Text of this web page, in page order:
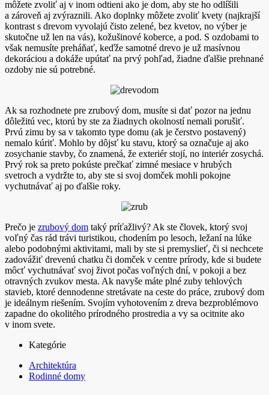
môžete zvoliť aj v inom odtieni ako je dom, aby ste ho odlíšili
a zároveň aj zvýraznili. Ako doplnky môžete zvoliť kvety (najkrajší
kontrast s drevom vyvolajú čisto zelené, bez kvetov, no výber je
skutočne už len na vás), kožušinové koberce, a pod. S ozdobami to
však nemusíte preháňať, keďže samotné drevo je už masívnou
dekoráciou a dokáže upútať na prvý pohľad, žiadne ďalšie prehnané
ozdoby nie sú potrebné.
Ak sa rozhodnete pre zrubový dom, musíte si dať pozor na jednu
dôležitú vec, ktorú by ste za žiadnych okolností nemali porušiť.
Prvú zimu by sa v takomto type domu (ak je čerstvo postavený)
nemalo kúriť. Mohlo by dôjsť ku stavu, ktorý sa označuje aj ako
zosychanie stavby, čo znamená, že exteriér stojí, no interiér zosychá.
Prvý rok sa preto pokúste prečkať zimné mesiace v hrubých
svetroch a vydržte to, aby ste si svoj domček mohli pokojne
vychutnávať aj po ďalšie roky.
Prečo je zrubový dom taký príťažlivý? Ak ste človek, ktorý svoj
voľný čas rád trávi turistikou, chodením po lesoch, ležaní na lúke
alebo podobnými aktivitami, mali by ste si premyslieť, či si nechcete
zadovážiť drevenú chatku či domček v centre prírody, kde si budete
môcť vychutnávať svoj život počas voľných dní, v pokoji a bez
otravných zvukov mesta. Ak navyše máte plné zuby tehlových
stavieb, ktoré dennodenne stretávate na ceste do práce, zrubový dom
je ideálnym riešením. Svojím vyhotovením z dreva bezproblémovo
zapadne do okolitého prírodného prostredia a vy sa ocitnite ako
v inom svete.
Kategórie
Architektúra
Rodinné domy